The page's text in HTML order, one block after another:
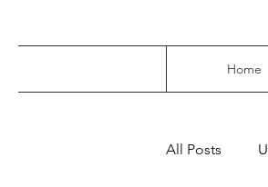
Home
All Posts